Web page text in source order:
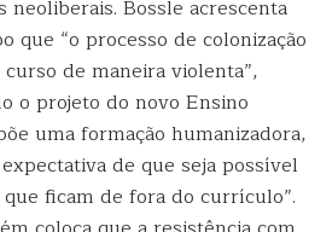
Bossle acrescenta
que “o processo de colonização
de maneira violenta”,
o projeto do novo Ensino
uma formação humanizadora,
de que seja possível
ficam de fora do currículo”.